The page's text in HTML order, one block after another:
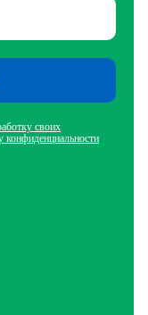
своих
конфиденциальности